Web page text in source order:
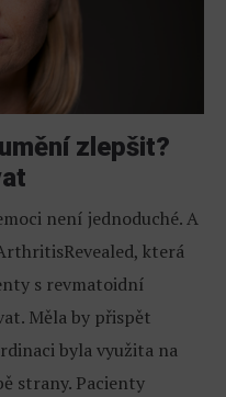
zlepšit?
není jednoduché. A
která
s revmatoidní
Měla by přispět
byla využita na
strany. Pacienty